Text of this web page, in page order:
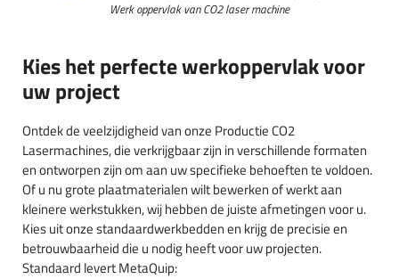
Werk oppervlak van CO2 laser machine
Kies het perfecte werkoppervlak voor
uw project
Ontdek de veelzijdigheid van onze Productie CO2
Lasermachines, die verkrijgbaar zijn in verschillende formaten
en ontworpen zijn om aan uw specifieke behoeften te voldoen.
Of u nu grote plaatmaterialen wilt bewerken of werkt aan
kleinere werkstukken, wij hebben de juiste afmetingen voor u.
Kies uit onze standaardwerkbedden en krijg de precisie en
betrouwbaarheid die u nodig heeft voor uw projecten.
Standaard levert MetaQuip: